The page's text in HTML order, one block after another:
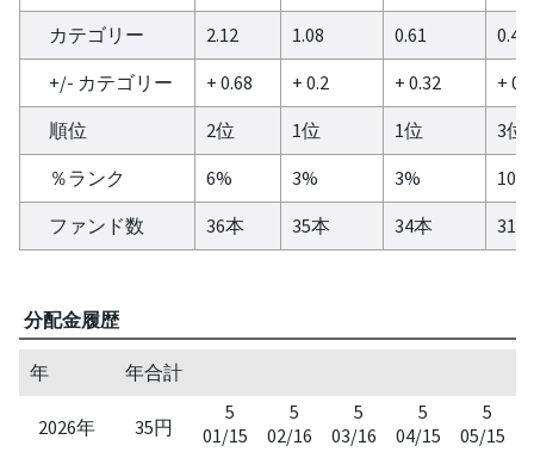
カテゴリー
2.12 1.08 0.61
0.48
+/- カテゴリー
+ 0.68 + 0.2 + 0.32
+
順位
2位 1位 1位
3位
％ランク
6% 3% 3%
10%
ファンド数
36本 35本 34本 31本
分配金履歴
年 年合計
2026年 35円
5
01/15
5
02/16
5
03/16
5
04/15
5
05/15